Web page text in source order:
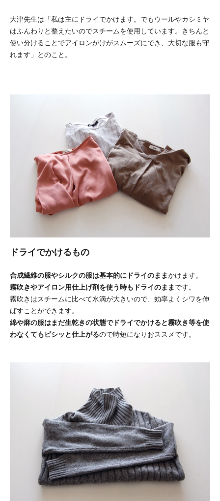
大津先生は「私は主にドライでかけます。でもウールやカシミヤ
はふんわりと整えたいのでスチームを使用しています。きちんと
使い分けることでアイロンがけがスムーズにでき、大切な服も守
れます」とのこと。
ドライでかけるもの
合成繊維の服やシルクの服は基本的にドライのままかけます。
霧吹きやアイロン用仕上げ剤を使う時もドライのままです。
霧吹きはスチームに比べて水滴が大きいので、効率よくシワを伸
ばすことができます。
綿や麻の服はまだ生乾きの状態でドライでかけると霧吹き等を使
わなくてもピシッと仕上がるので時短になりおススメです。